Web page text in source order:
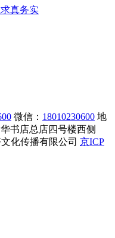
真务实
微信： 18010230600 地
书店总店四号楼西侧
化传播有限公司 京ICP